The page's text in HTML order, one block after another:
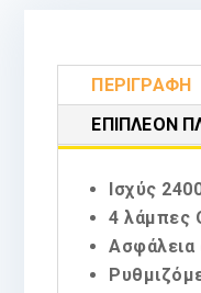
ΠΕΡΙΓΡΑΦΉ
ΕΠΙΠΛΈΟΝ
Ισχύς
4 λάμπες
Ασφάλεια